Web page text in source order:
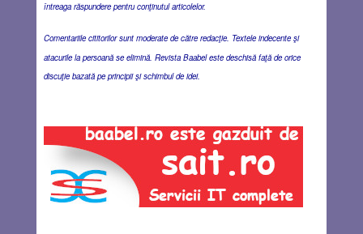
întreaga răspundere pentru conţinutul articolelor.
Comentariile cititorilor sunt moderate de către redacţie. Textele indecente şi
atacurile la persoană se elimină. Revista Baabel este deschisă faţă de orice
discuţie bazată pe principii şi schimbul de idei.